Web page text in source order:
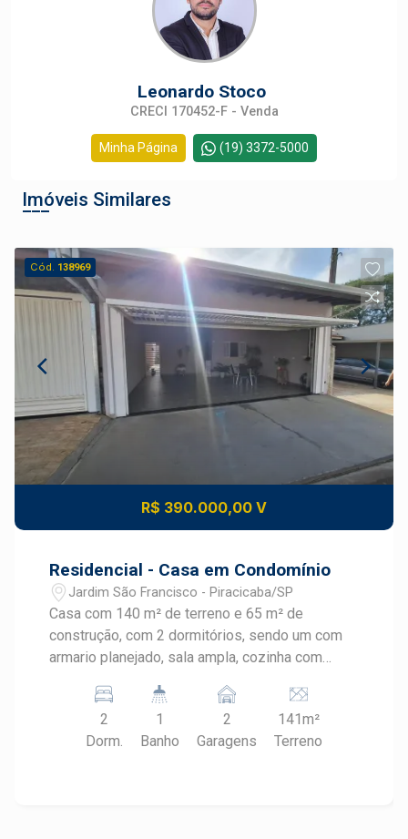
Leonardo Stoco
CRECI 170452-F - Venda
Minha Página (19) 3372-5000
Imóveis Similares
Cód. 138969
R$ 390.000,00 V
Residencial - Casa em Condomínio
Jardim São Francisco - Piracicaba/SP
Casa com 140 m² de terreno e 65 m² de
construção, com 2 dormitórios, sendo um com
armario planejado, sala ampla, cozinha com
quintal Aceita financeito financa
2
Dorm.
1
Banho
2
Garagens
141m²
Terreno